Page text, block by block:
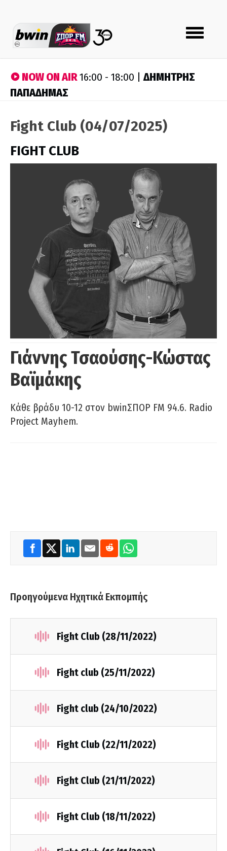
Toggle
navigation
NOW ON AIR16:00 - 18:00 |ΔΗΜΗΤΡΗΣ
ΠΑΠΑΔΗΜΑΣ
Fight Club (04/07/2025)
FIGHT CLUB
Γιάννης Τσαούσης-Κώστας
Βαϊμάκης
Κάθε βράδυ 10-12 στον bwinΣΠΟΡ FM 94.6. Radio
Project Mayhem.
Προηγούμενα Ηχητικά Εκπομπής
Fight Club (28/11/2022)
Fight club (25/11/2022)
Fight club (24/10/2022)
Fight Club (22/11/2022)
Fight Club (21/11/2022)
Fight Club (18/11/2022)